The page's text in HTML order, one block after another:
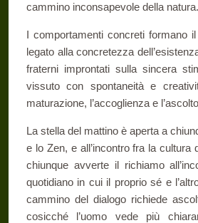
cammino inconsapevole della natura.
I comportamenti concreti formano
legato alla concretezza
fraterni improntati sulla sincera
vissuto con spontaneità e
maturazione, l’accoglienza e
La stella del mattino è aperta a
e lo Zen, e all’incontro fra la
chiunque avverte il richiamo
quotidiano in cui il proprio sé e
cammino del dialogo richiede
cosicché l’uomo vede più